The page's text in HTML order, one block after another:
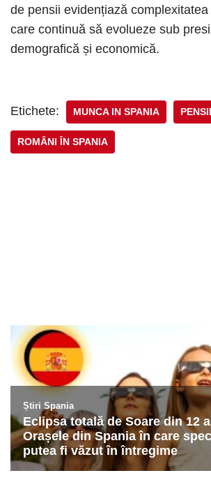
de pensii evidențiază
care continuă să evolueze sub
demografică și economică.
Etichete: MUNCA IN SPANIA
ROMÂNI ÎN SPANIA